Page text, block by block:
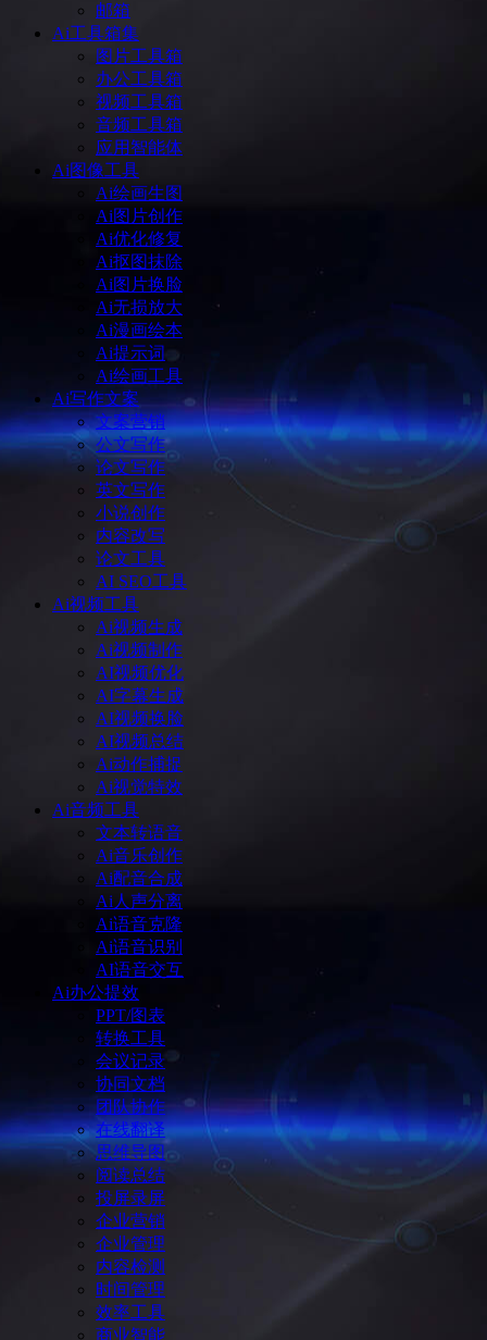
邮箱
Ai工具箱集
图片工具箱
办公工具箱
视频工具箱
音频工具箱
应用智能体
Ai图像工具
Ai绘画生图
Ai图片创作
Ai优化修复
Ai抠图抹除
Ai图片换脸
Ai无损放大
Ai漫画绘本
Ai提示词
Ai绘画工具
Ai写作文案
文案营销
公文写作
论文写作
英文写作
小说创作
内容改写
论文工具
AI SEO工具
Ai视频工具
Ai视频生成
Ai视频制作
AI视频优化
AI字幕生成
AI视频换脸
AI视频总结
Ai动作捕捉
Ai视觉特效
Ai音频工具
文本转语音
Ai音乐创作
Ai配音合成
Ai人声分离
Ai语音克隆
Ai语音识别
AI语音交互
Ai办公提效
PPT/图表
转换工具
会议记录
协同文档
团队协作
在线翻译
思维导图
阅读总结
投屏录屏
企业营销
企业管理
内容检测
时间管理
效率工具
商业智能